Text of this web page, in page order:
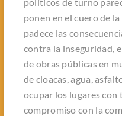
ponen en el cuero de
padece las
contra la inseguridad,
de obras públicas en
de cloacas, agua,
ocupar los lugares
compromiso con la